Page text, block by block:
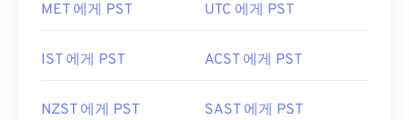
MET 에게 PST UTC 에게 PST
IST 에게 PST ACST 에게 PST
NZST 에게 PST SAST 에게 PST